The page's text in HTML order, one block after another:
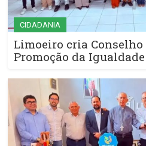
CIDADANIA
Limoeiro cria
Promoção da